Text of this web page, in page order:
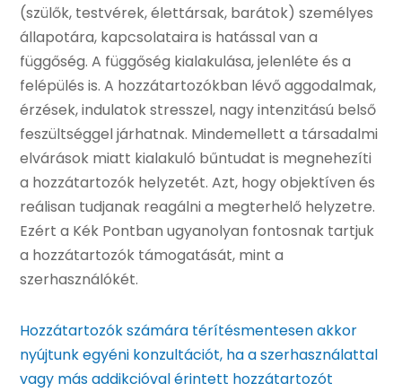
(szülők, testvérek, élettársak, barátok) személyes
állapotára, kapcsolataira is hatással van a
függőség. A függőség kialakulása, jelenléte és a
felépülés is. A hozzátartozókban lévő aggodalmak,
érzések, indulatok stresszel, nagy intenzitású belső
feszültséggel járhatnak. Mindemellett a társadalmi
elvárások miatt kialakuló bűntudat is megnehezíti
a hozzátartozók helyzetét. Azt, hogy objektíven és
reálisan tudjanak reagálni a megterhelő helyzetre.
Ezért a Kék Pontban ugyanolyan fontosnak tartjuk
a hozzátartozók támogatását, mint a
szerhasználókét.
Hozzátartozók számára térítésmentesen akkor
nyújtunk egyéni konzultációt, ha a szerhasználattal
vagy más addikcióval érintett hozzátartozót